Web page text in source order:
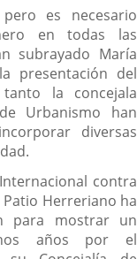
es necesario
en todas las
subrayado María
presentación del
la concejala
Urbanismo han
diversas
contra
Patio Herreriano ha
para mostrar un
años por el